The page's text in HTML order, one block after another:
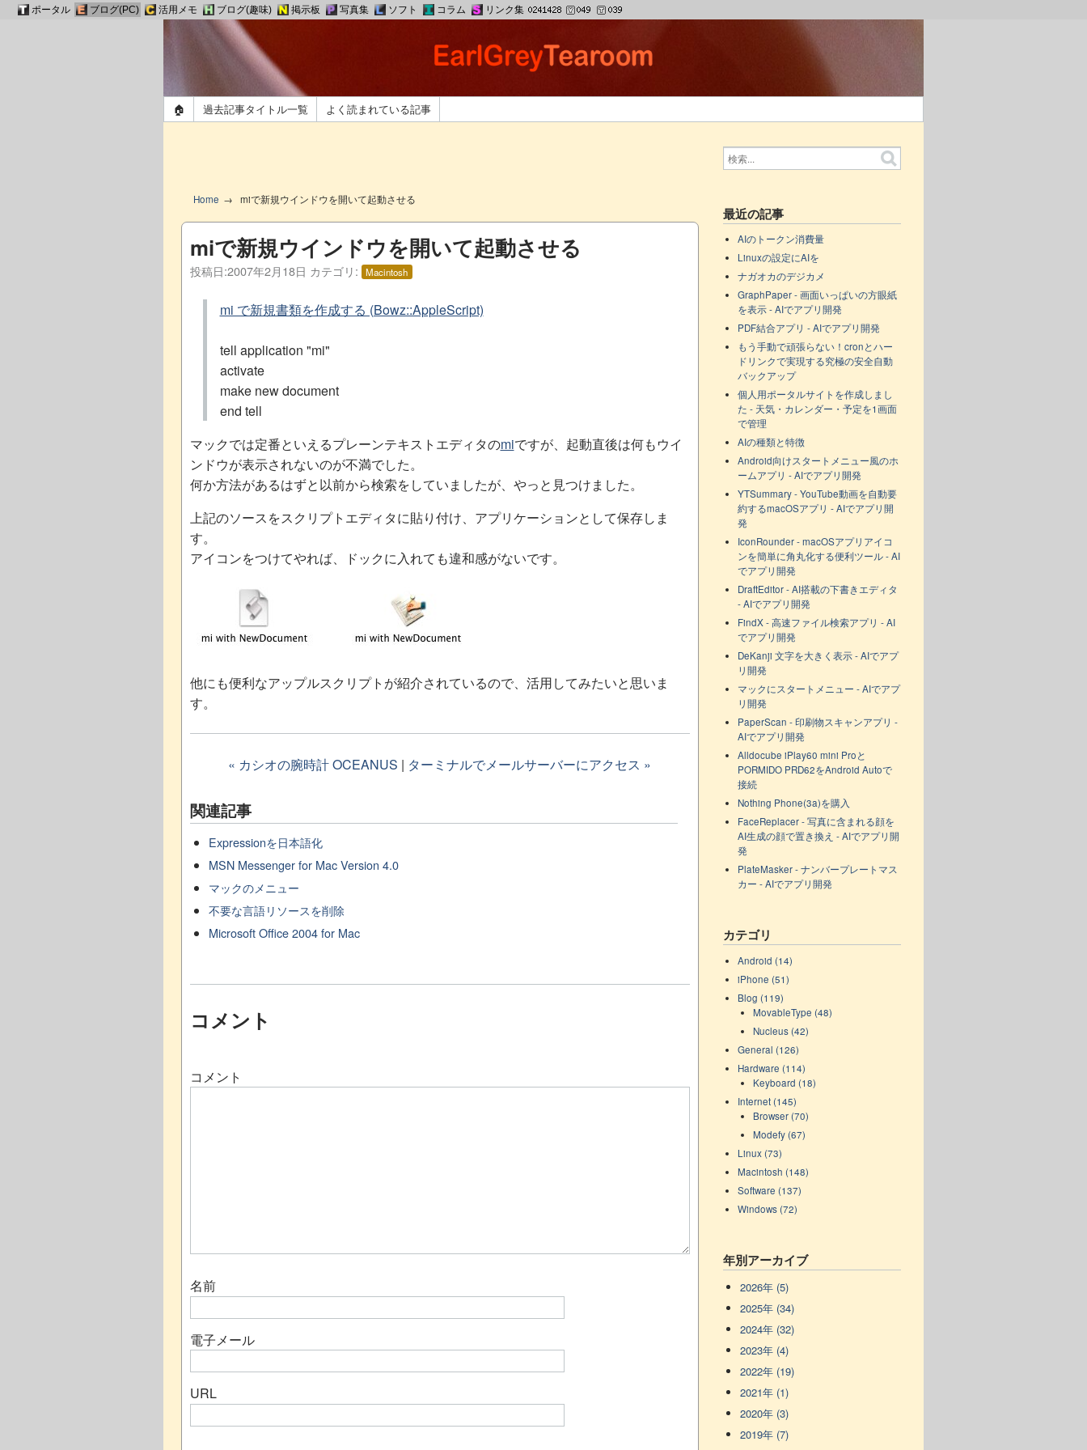
🏠 過去記事タイトル一覧 よく読まれている記事
Home miで新規ウインドウを開いて起動させる
miで新規ウインドウを開いて起動させる
投稿日:2007年2月18日 カテゴリ: Macintosh
mi で新規書類を作成する (Bowz::AppleScript)
tell application "mi"
activate
make new document
end tell
マックでは定番といえるプレーンテキストエディタのmiですが、起動直後は何もウイ
ンドウが表示されないのが不満でした。
何か方法があるはずと以前から検索をしていましたが、やっと見つけました。
上記のソースをスクリプトエディタに貼り付け、アプリケーションとして保存しま
す。
アイコンをつけてやれば、ドックに入れても違和感がないです。
他にも便利なアップルスクリプトが紹介されているので、活用してみたいと思いま
す。
« カシオの腕時計 OCEANUS | ターミナルでメールサーバーにアクセス »
関連記事
Expressionを日本語化
MSN Messenger for Mac Version 4.0
マックのメニュー
不要な言語リソースを削除
Microsoft Office 2004 for Mac
コメント
コメント
名前
電子メール
URL
最近の記事
AIのトークン消費量
Linuxの設定にAIを
ナガオカのデジカメ
GraphPaper - 画面いっぱいの方眼紙
を表示 - AIでアプリ開発
PDF結合アプリ - AIでアプリ開発
もう手動で頑張らない！cronとハー
ドリンクで実現する究極の安全自動
バックアップ
個人用ポータルサイトを作成しまし
た - 天気・カレンダー・予定を1画面
で管理
AIの種類と特徴
Android向けスタートメニュー風のホ
ームアプリ - AIでアプリ開発
YTSummary - YouTube動画を自動要
約するmacOSアプリ - AIでアプリ開
発
IconRounder - macOSアプリアイコ
ンを簡単に角丸化する便利ツール - AI
でアプリ開発
DraftEditor - AI搭載の下書きエディタ
- AIでアプリ開発
FindX - 高速ファイル検索アプリ - AI
でアプリ開発
DeKanji 文字を大きく表示 - AIでアプ
リ開発
マックにスタートメニュー - AIでアプ
リ開発
PaperScan - 印刷物スキャンアプリ -
AIでアプリ開発
Alldocube iPlay60 mini Proと
PORMIDO PRD62をAndroid Autoで
接続
Nothing Phone(3a)を購入
FaceReplacer - 写真に含まれる顔を
AI生成の顔で置き換え - AIでアプリ開
発
PlateMasker - ナンバープレートマス
カー - AIでアプリ開発
カテゴリ
Android (14)
iPhone (51)
Blog (119)
MovableType (48)
Nucleus (42)
General (126)
Hardware (114)
Keyboard (18)
Internet (145)
Browser (70)
Modefy (67)
Linux (73)
Macintosh (148)
Software (137)
Windows (72)
年別アーカイブ
2026年 (5)
2025年 (34)
2024年 (32)
2023年 (4)
2022年 (19)
2021年 (1)
2020年 (3)
2019年 (7)
ポータル ブログ(PC) 活用メモ ブログ(趣味) 掲示板 写真集 ソフト コラム リンク集